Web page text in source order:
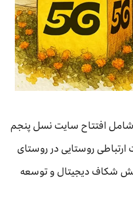
شامل افتتاح سایت‌ نسل پنجم
روستایی در روستای
شکاف دیجیتال و توسعه